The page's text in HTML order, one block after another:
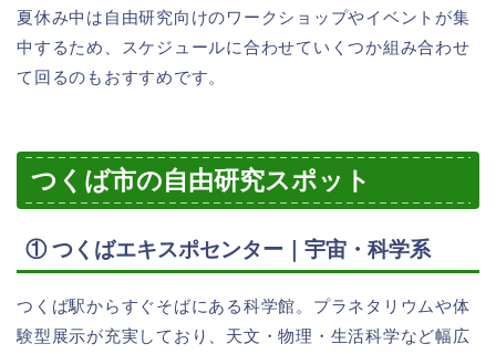
夏休み中は自由研究向けのワークショップやイベントが集
中するため、スケジュールに合わせていくつか組み合わせ
て回るのもおすすめです。
つくば市の自由研究スポット
① つくばエキスポセンター｜宇宙・科学系
つくば駅からすぐそばにある科学館。プラネタリウムや体
験型展示が充実しており、天文・物理・生活科学など幅広